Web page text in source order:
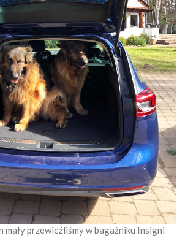
mały przewieźliśmy w bagażniku Insigni